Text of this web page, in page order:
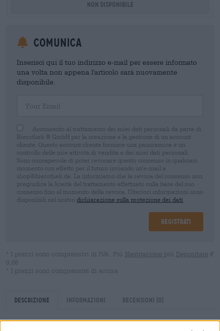
Non disponibile
Comunica
Inserisci qui il tuo indirizzo e-mail per essere informato
una volta non appena l'articolo sarà nuovamente
disponibile.
Acconsento al trattamento dei miei dati personali da parte di
Bierothek ® GmbH per la creazione e la gestione di un account
cliente. Questo account cliente fornisce una panoramica e un
controllo delle mie attività di vendita e dei miei dati personali.
Sono consapevole di poter revocare questo consenso in qualsiasi
momento con effetto per il futuro inviando un'e-mail a
shop@bierothek.de. La informiamo che la revoca del consenso non
pregiudica la liceità del trattamento effettuato sulla base del suo
consenso fino al momento della revoca. Ulteriori informazioni sono
disponibili nel nostro dichiarazione sulla protezione dei dati
Registrati
* I prezzi sono comprensivi di IVA. Più Navigazione più Depositare €
0,08
* I prezzi sono comprensivi di accisa
Descrizione Informazioni Recensioni (0)